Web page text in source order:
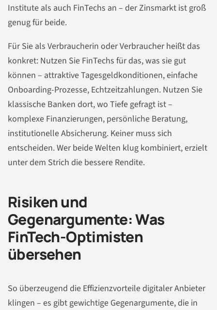
Institute als auch FinTechs an – der Zinsmarkt ist groß
genug für beide.
Für Sie als Verbraucherin oder Verbraucher heißt das
konkret: Nutzen Sie FinTechs für das, was sie gut
können – attraktive Tagesgeldkonditionen, einfache
Onboarding-Prozesse, Echtzeitzahlungen. Nutzen Sie
klassische Banken dort, wo Tiefe gefragt ist –
komplexe Finanzierungen, persönliche Beratung,
institutionelle Absicherung. Keiner muss sich
entscheiden. Wer beide Welten klug kombiniert, erzielt
unter dem Strich die bessere Rendite.
Risiken und
Gegenargumente: Was
FinTech-Optimisten
übersehen
So überzeugend die Effizienzvorteile digitaler Anbieter
klingen – es gibt gewichtige Gegenargumente, die in